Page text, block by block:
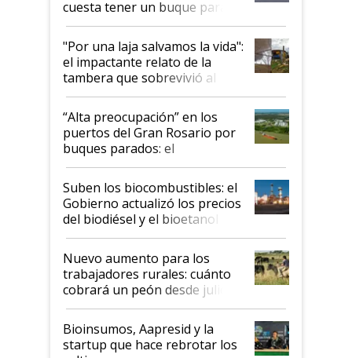
cuesta tener un buque parado
y el peligro de que Argentina
pase a ser "país sucio"
"Por una laja salvamos la vida":
el impactante relato de la
tambera que sobrevivió al
tornado
“Alta preocupación” en los
puertos del Gran Rosario por
buques parados: el
funcionamiento de las
exportadoras en tensión tras
la medida de fuerza de los
prácticos
Suben los biocombustibles: el
Gobierno actualizó los precios
del biodiésel y el bioetanol
Nuevo aumento para los
trabajadores rurales: cuánto
cobrará un peón desde julio
Bioinsumos, Aapresid y la
startup que hace rebrotar los